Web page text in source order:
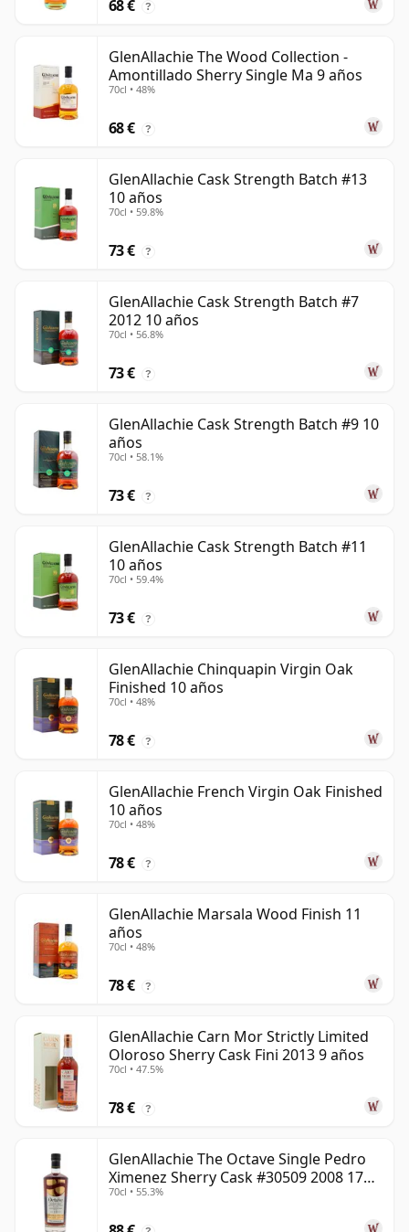
68 € ?
GlenAllachie The Wood Collection -
Amontillado Sherry Single Ma 9 años
70cl • 48%
68 € ?
GlenAllachie Cask Strength Batch #13
10 años
70cl • 59.8%
73 € ?
GlenAllachie Cask Strength Batch #7
2012 10 años
70cl • 56.8%
73 € ?
GlenAllachie Cask Strength Batch #9 10
años
70cl • 58.1%
73 € ?
GlenAllachie Cask Strength Batch #11
10 años
70cl • 59.4%
73 € ?
GlenAllachie Chinquapin Virgin Oak
Finished 10 años
70cl • 48%
78 € ?
GlenAllachie French Virgin Oak Finished
10 años
70cl • 48%
78 € ?
GlenAllachie Marsala Wood Finish 11
años
70cl • 48%
78 € ?
GlenAllachie Carn Mor Strictly Limited
Oloroso Sherry Cask Fini 2013 9 años
70cl • 47.5%
78 € ?
GlenAllachie The Octave Single Pedro
Ximenez Sherry Cask #30509 2008 17
años
70cl • 55.3%